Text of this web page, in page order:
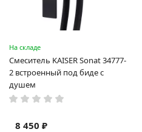
На складе
Смеситель KAISER Sonat 34777-
2 встроенный под биде с
душем
8 450 ₽